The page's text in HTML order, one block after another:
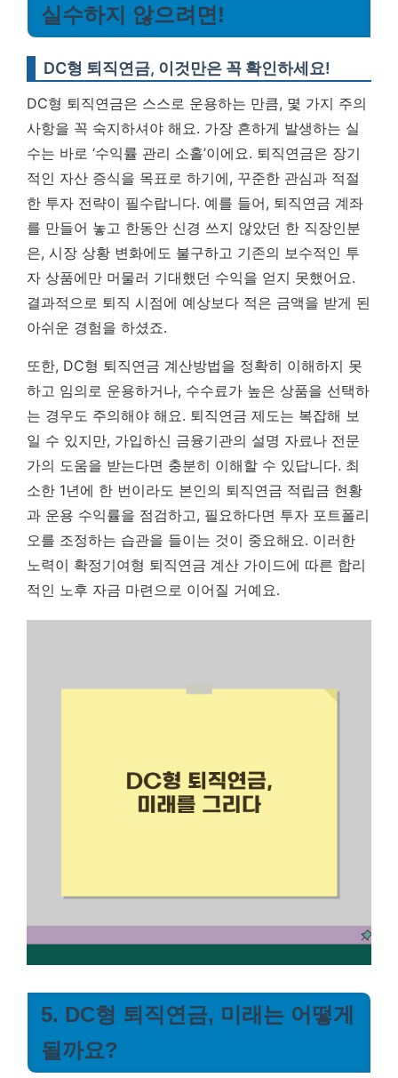
실수하지 않으려면!
DC형 퇴직연금, 이것만은 꼭 확인하세요!
DC형 퇴직연금은 스스로 운용하는 만큼, 몇 가지 주의
사항을 꼭 숙지하셔야 해요. 가장 흔하게 발생하는 실
수는 바로 ‘수익률 관리 소홀’이에요. 퇴직연금은 장기
적인 자산 증식을 목표로 하기에, 꾸준한 관심과 적절
한 투자 전략이 필수랍니다. 예를 들어, 퇴직연금 계좌
를 만들어 놓고 한동안 신경 쓰지 않았던 한 직장인분
은, 시장 상황 변화에도 불구하고 기존의 보수적인 투
자 상품에만 머물러 기대했던 수익을 얻지 못했어요.
결과적으로 퇴직 시점에 예상보다 적은 금액을 받게 된
아쉬운 경험을 하셨죠.
또한, DC형 퇴직연금 계산방법을 정확히 이해하지 못
하고 임의로 운용하거나, 수수료가 높은 상품을 선택하
는 경우도 주의해야 해요. 퇴직연금 제도는 복잡해 보
일 수 있지만, 가입하신 금융기관의 설명 자료나 전문
가의 도움을 받는다면 충분히 이해할 수 있답니다. 최
소한 1년에 한 번이라도 본인의 퇴직연금 적립금 현황
과 운용 수익률을 점검하고, 필요하다면 투자 포트폴리
오를 조정하는 습관을 들이는 것이 중요해요. 이러한
노력이 확정기여형 퇴직연금 계산 가이드에 따른 합리
적인 노후 자금 마련으로 이어질 거예요.
5. DC형 퇴직연금, 미래는 어떻게
될까요?